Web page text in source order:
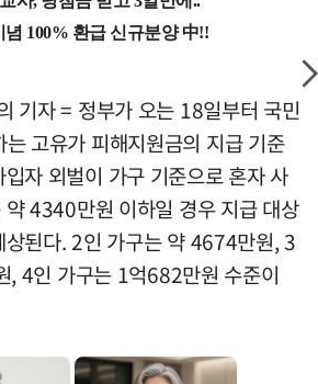
기자 = 정부가 오는 18일부터 국민
고유가 피해지원금의 지급 기준
자 외벌이 가구 기준으로 혼자 사
약 4340만원 이하일 경우 지급 대상
상된다. 2인 가구는 약 4674만원, 3
, 4인 가구는 1억682만원 수준이